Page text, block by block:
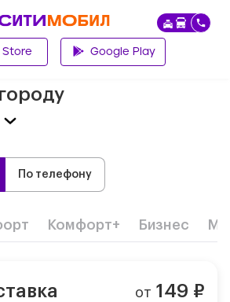
Store Google Play
По телефону
Комфорт+ Бизнес
от 149 ₽